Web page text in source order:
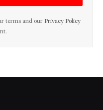
terms and our Privacy Policy